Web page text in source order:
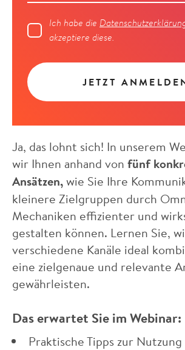
Ja, das lohnt sich! In unserem
wir Ihnen anhand von fünf
Ansätzen,wie Sie Ihre
kleinere Zielgruppen durch
Mechaniken effizienter und
gestalten können. Lernen Sie,
verschiedene Kanäle ideal
eine zielgenaue und relevante
gewährleisten.
Das erwartet Sie im Webinar:
Praktische Tipps zur Nutzung
Ich habe die
akzeptiere diese.